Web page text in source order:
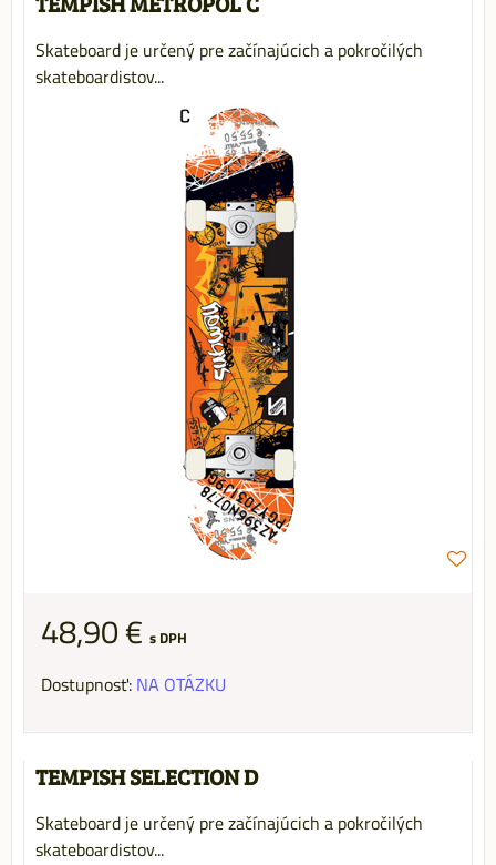
Skateboard je určený pre začínajúcich a pokročilých
skateboardistov...
48,90 € s DPH
Dostupnosť: NA OTÁZKU
TEMPISH SELECTION D
Skateboard je určený pre začínajúcich a pokročilých
skateboardistov...